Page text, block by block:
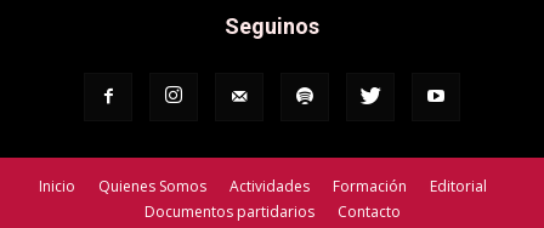
Seguinos
Inicio Quienes Somos Actividades Formación
Editorial
Documentos partidarios
Contacto